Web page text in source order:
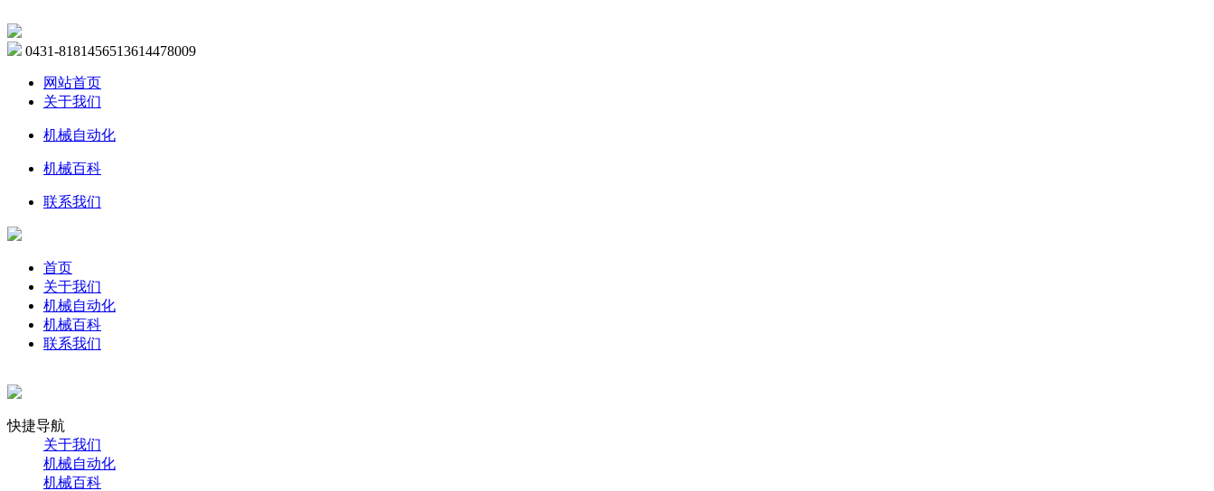
0431-8181456513614478009
网站首页
关于我们
机械自动化
机械百科
联系我们
首页
关于我们
机械自动化
机械百科
联系我们
快捷导航
关于我们
机械自动化
机械百科